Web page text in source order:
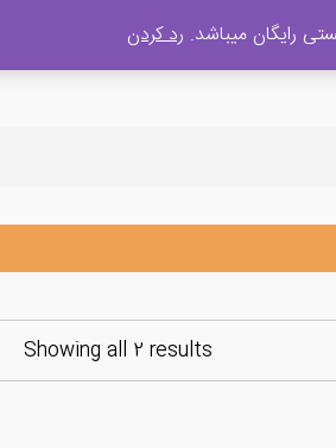
Showing all 2 results
رد کردن